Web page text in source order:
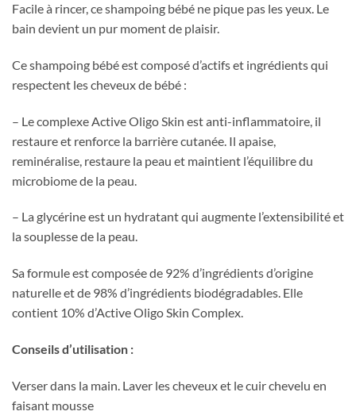
Facile à rincer, ce shampoing bébé ne pique pas les yeux. Le
bain devient un pur moment de plaisir.
Ce shampoing bébé est composé d’actifs et ingrédients qui
respectent les cheveux de bébé :
– Le complexe Active Oligo Skin est anti-inflammatoire, il
restaure et renforce la barrière cutanée. Il apaise,
reminéralise, restaure la peau et maintient l’équilibre du
microbiome de la peau.
– La glycérine est un hydratant qui augmente l’extensibilité et
la souplesse de la peau.
Sa formule est composée de 92% d’ingrédients d’origine
naturelle et de 98% d’ingrédients biodégradables. Elle
contient 10% d’Active Oligo Skin Complex.
Conseils d’utilisation :
Verser dans la main. Laver les cheveux et le cuir chevelu en
faisant mousse